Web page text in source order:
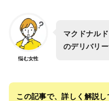
悩む女性
マクドナル
のデリバリ
この記事で、詳しく解説し